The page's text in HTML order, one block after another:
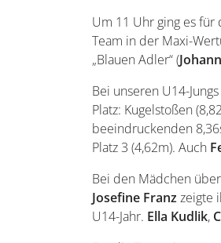
Um 11 Uhr ging es
Team in der Maxi-
„Blauen Adler“ (
Bei unseren U14-
Platz: Kugelstoßen
beeindruckenden
Platz 3 (4,62m). Auch
Bei den Mädchen
Josefine Franzzeigte
U14-Jahr. Ella Kudlik,